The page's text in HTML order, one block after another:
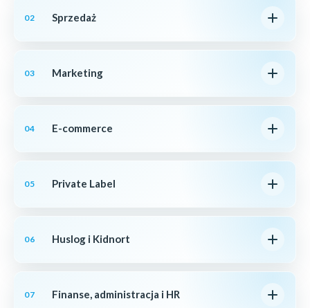
02 Sprzedaż
03 Marketing
04 E-commerce
05 Private Label
06 Huslog i Kidnort
07 Finanse, administracja i HR